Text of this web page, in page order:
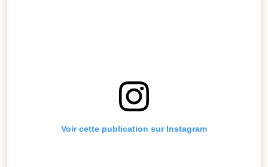
Voir cette publication sur Instagram